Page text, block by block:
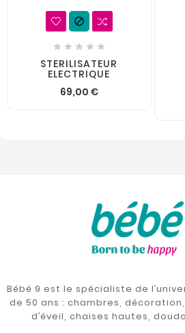

    
STERILISATEUR
ELECTRIQUE
69,00 €
Bébé 9 est le spécialiste de
de 50 ans : chambres,
d’éveil, chaises hautes,